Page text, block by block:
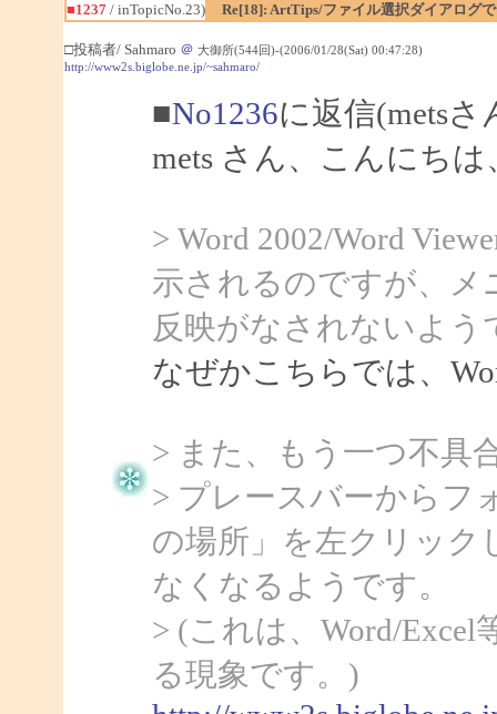
■1237/ inTopicNo.23) Re[18]: ArtTips/ファイル選択ダイアログ
□投稿者/ Sahmaro ＠ 大御所(544回)-(2006/01/28(Sat) 00:47:28)
http://www2s.biglobe.ne.jp/~sahmaro/
■No1236に返信(metsさ
mets さん、こんにちは
> Word 2002/Word
示されるのですが、メ
反映がなされないよう
なぜかこちらでは、
> また、もう一つ不具
> プレースバーからフ
の場所」を左クリック
なくなるようです。
> (これは、Word/
る現象です。)